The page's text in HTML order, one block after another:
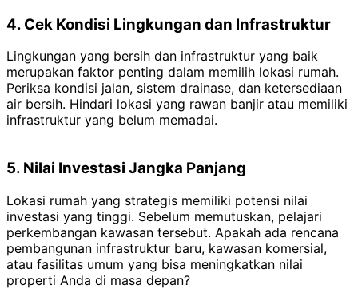
4. Cek Kondisi Lingkungan dan Infrastruktur
Lingkungan yang bersih dan infrastruktur yang baik
merupakan faktor penting dalam memilih lokasi rumah.
Periksa kondisi jalan, sistem drainase, dan ketersediaan
air bersih. Hindari lokasi yang rawan banjir atau memiliki
infrastruktur yang belum memadai.
5. Nilai Investasi Jangka Panjang
Lokasi rumah yang strategis memiliki potensi nilai
investasi yang tinggi. Sebelum memutuskan, pelajari
perkembangan kawasan tersebut. Apakah ada rencana
pembangunan infrastruktur baru, kawasan komersial,
atau fasilitas umum yang bisa meningkatkan nilai
properti Anda di masa depan?